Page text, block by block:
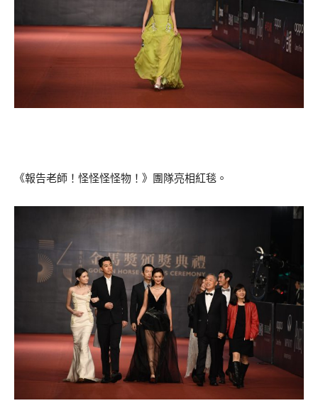
《報告老師！怪怪怪怪物！》團隊亮相紅毯。